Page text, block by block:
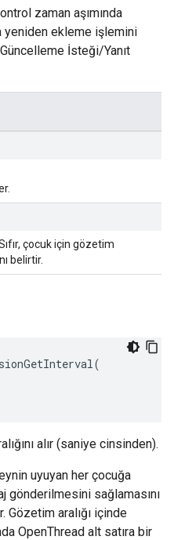
zaman aşımında
yeniden ekleme işlemini
İsteği/Yanıt
çocuk için gözetim
belirtir.
(
alır (saniye cinsinden).
uyuyan her çocuğa
gönderilmesini sağlamasını
Gözetim aralığı içinde
OpenThread alt satıra bir